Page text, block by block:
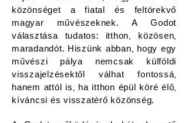
közönséget a fiatal és feltörekvő
magyar művészeknek. A Godot
választása tudatos: itthon, közösen,
maradandót. Hiszünk abban, hogy egy
művészi pálya nemcsak külföldi
visszajelzésektől válhat fontossá,
hanem attól is, ha itthon épül köré élő,
kíváncsi és visszatérő közönség.